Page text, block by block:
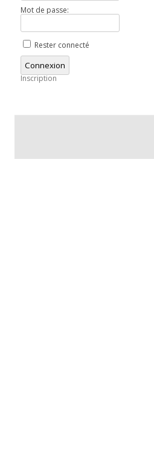
Mot de passe:
Rester connecté
Connexion
Inscription